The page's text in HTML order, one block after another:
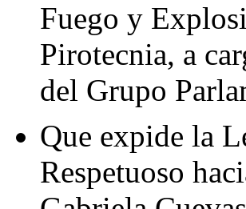
Fuego y
Pirotecnia, a
del Grupo
Que expide la
Respetuoso